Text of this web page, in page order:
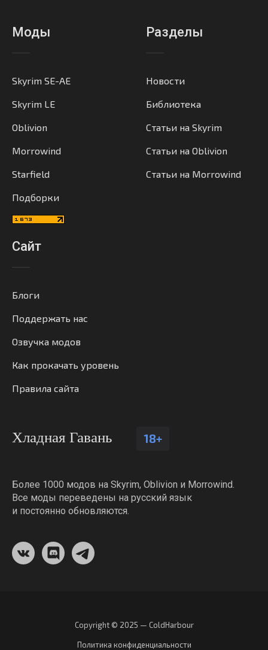
Моды
Skyrim SE-AE
Skyrim LE
Oblivion
Morrowind
Starfield
Подборки
Разделы
Новости
Библиотека
Статьи на Skyrim
Статьи на Oblivion
Статьи на Morrowind
Сайт
Блоги
Поддержать нас
Озвучка модов
Как прокачать уровень
Правила сайта
Хладная Гавань 18+
Более 1000 модов на Skyrim, Oblivion и Morrowind.
Все моды переведены на русский язык
и постоянно обновляются.
Copyright © 2025 — ColdHarbour
Политика конфиденциальности